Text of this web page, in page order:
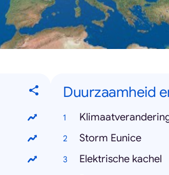
Duurzaamheid
Storm Eunice
Elektrische kachel